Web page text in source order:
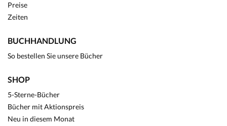
Preise
Zeiten
BUCHHANDLUNG
So bestellen Sie unsere Bücher
SHOP
5-Sterne-Bücher
Bücher mit Aktionspreis
Neu in diesem Monat